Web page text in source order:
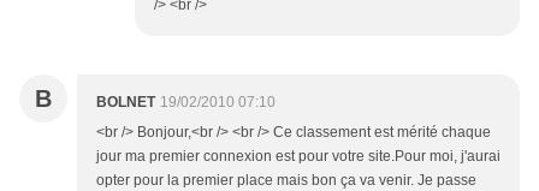
/> <br />
B BOLNET 19/02/2010 07:10
<br /> Bonjour,<br /> <br /> Ce classement est mérité chaque
jour ma premier connexion est pour votre site.Pour moi, j'aurai
opter pour la premier place mais bon ça va venir. Je passe